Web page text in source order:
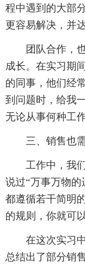
程中遇到的大部
更容易解决，并
团队合作，
成长。在实习期
的同事，他们经
到问题时，给我
无论从事何种工
三、销售也
工作中，我
说过“万事万物
都遵循若干简明
的规则，你就可
在这次实习
总结出了部分销